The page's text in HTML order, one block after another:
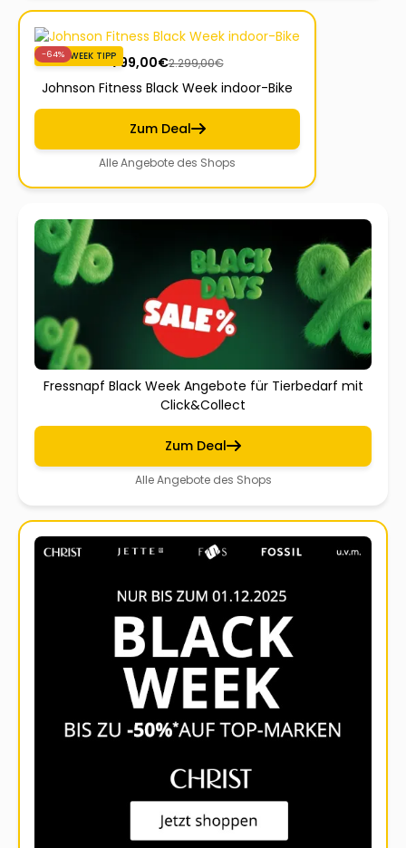
BLACKWEEK TIPP
-64% 799,00€2.299,00€
Johnson Fitness Black Week indoor-Bike
Zum Deal
Alle Angebote des Shops
Fressnapf Black Week Angebote für Tierbedarf mit
Click&Collect
Zum Deal
Alle Angebote des Shops